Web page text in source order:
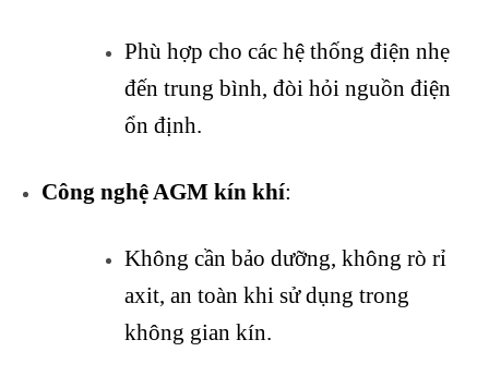
Phù hợp cho các hệ thống điện nhẹ
đến trung bình, đòi hỏi nguồn điện
ổn định.
Công nghệ AGM kín khí:
Không cần bảo dưỡng, không rò rỉ
axit, an toàn khi sử dụng trong
không gian kín.